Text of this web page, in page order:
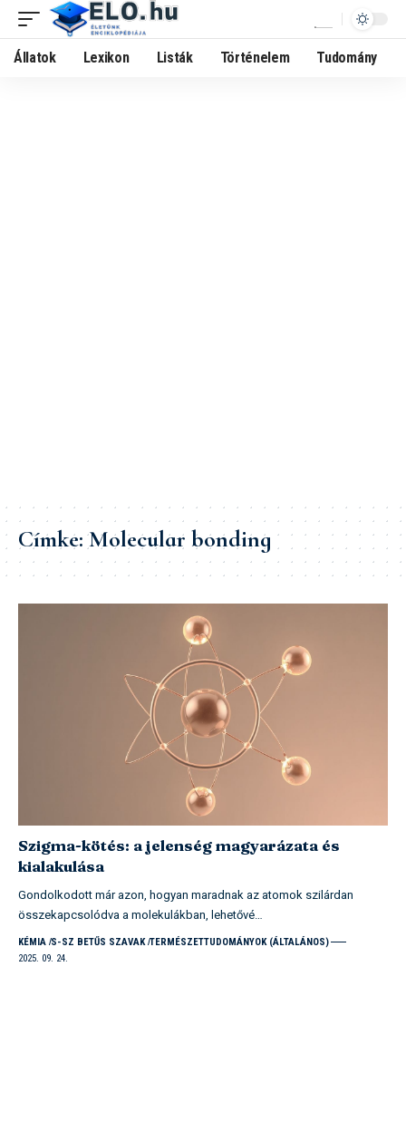
Állatok Lexikon Listák Történelem Tudomány
Címke:Molecular bonding
Szigma-kötés: a jelenség magyarázata és
kialakulása
Gondolkodott már azon, hogyan maradnak az atomok szilárdan
összekapcsolódva a molekulákban, lehetővé…
KÉMIA S-SZ BETŰS SZAVAK TERMÉSZETTUDOMÁNYOK (ÁLTALÁNOS)
2025. 09. 24.